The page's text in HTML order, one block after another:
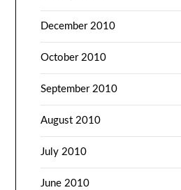
December 2010
October 2010
September 2010
August 2010
July 2010
June 2010